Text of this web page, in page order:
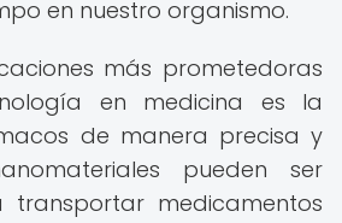
en nuestro organismo.
más prometedoras
en medicina es la
de manera precisa y
pueden ser
transportar medicamentos